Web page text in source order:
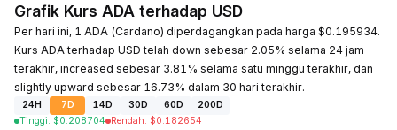
Grafik Kurs ADA terhadap USD
Per hari ini, 1 ADA (Cardano) diperdagangkan pada harga $0.195934.
Kurs ADA terhadap USD telah down sebesar 2.05% selama 24 jam
terakhir, increased sebesar 3.81% selama satu minggu terakhir, dan
slightly upward sebesar 16.73% dalam 30 hari terakhir.
24H 7D 14D 30D 60D
200D
Tinggi: $0.208704 Rendah: $0.182654